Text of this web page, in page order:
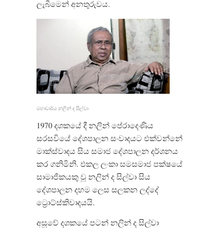
ලැබීමෙන් අනතුරුවය.
මහාචාර්ය නලින් ද සිල්වා
1970 දශකයේ දී නලින් පේරාදෙණිය
සරසවියේ දේශපාලන සංවාදයට එක්වන්නේ
මාක්ස්වාදය සිය සමාජ දේශපාලන දර්ශනය
කර ගනිමිනි. එකල ලංකා සමසමාජ පක්ෂයේ
සාමාජිකයකු වූ නලින් ද සිල්වා සිය
දේශපාලන දහම ලෙස සලකන ලද්දේ
ට්‍රොට්ස්කිවාදයයි.
අසූවේ දශකයේ පටන් නලින් ද සිල්වා